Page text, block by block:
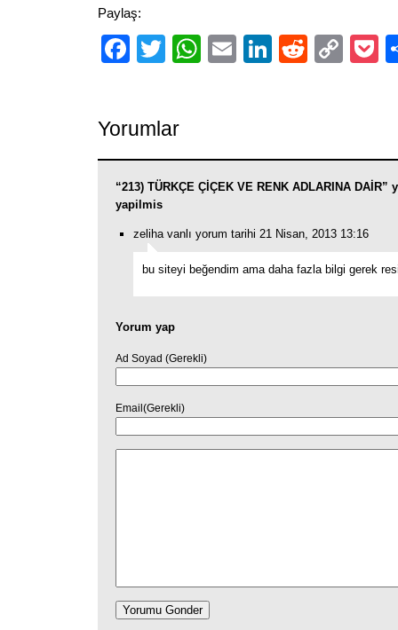
Paylaş:
Facebook
TwitterWhatsApp
EmailLinkedIn
Reddit
Yorumlar
“213) TÜRKÇE ÇİÇEK VE RENK ADLARINA DAİR”
yapilmis
zeliha vanlı yorum tarihi 21 Nisan, 2013 13:16
bu siteyi beğendim ama daha fazla bilgi gerek
Yorum yap
Ad Soyad (Gerekli)
Email(Gerekli)